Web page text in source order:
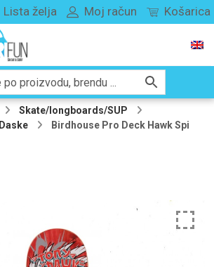
Lista želja Moj račun Košarica
Skate/longboards/SUP
Daske
Birdhouse Pro Deck Hawk Spi